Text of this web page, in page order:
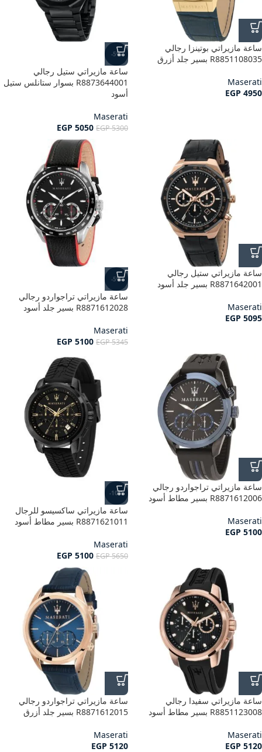
ساعة مازيراتي بوتينزا رجالي
R8851108035 بسير جلد أزرق
Maserati
EGP 4950
-5%
ساعة مازيراتي ستيل رجالي
R8873644001 بسوار ستانلس ستيل
أسود
Maserati
EGP5300
EGP 5050
ساعة مازيراتي ستيل رجالي
R8871642001 بسير جلد أسود
Maserati
EGP 5095
-5%
ساعة مازيراتي تراجواردو رجالي
R8871612028 بسير جلد أسود
Maserati
EGP5345
EGP 5100
ساعة مازيراتي تراجواردو رجالي
R8871612006 بسير مطاط أسود
Maserati
EGP 5100
-10%
ساعة مازيراتي ساكسيسو للرجال
R8871621011 بسير مطاط أسود
Maserati
EGP5650
EGP 5100
ساعة مازيراتي سفيدا رجالي
R8851123008 بسير مطاط أسود
Maserati
EGP 5120
ساعة مازيراتي تراجواردو رجالي
R8871612015 بسير جلد أزرق
Maserati
EGP 5120